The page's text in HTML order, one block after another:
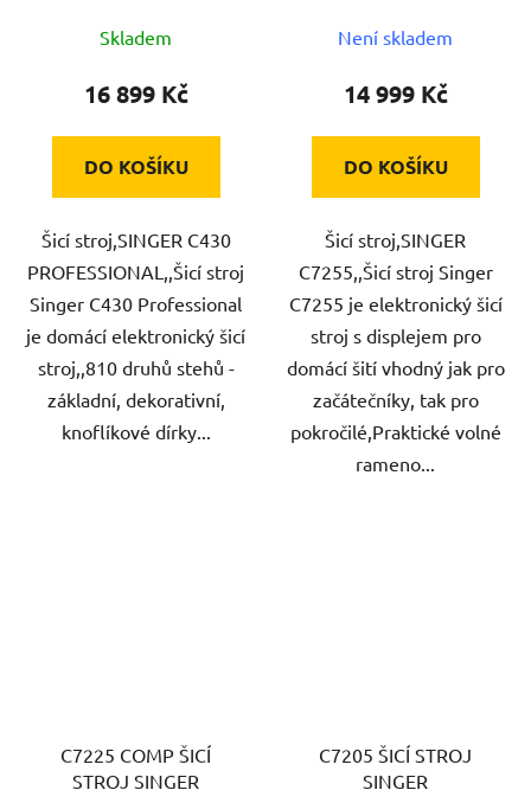
Skladem
16 899 Kč
DO KOŠÍKU
Šicí stroj,SINGER C430
PROFESSIONAL,,Šicí stroj
Singer C430 Professional
je domácí elektronický šicí
stroj,,810 druhů stehů -
základní, dekorativní,
knoflíkové dírky...
Není skladem
14 999 Kč
DO KOŠÍKU
Šicí stroj,SINGER
C7255,,Šicí stroj Singer
C7255 je elektronický šicí
stroj s displejem pro
domácí šití vhodný jak pro
začátečníky, tak pro
pokročilé,Praktické volné
rameno...
C7225 COMP ŠICÍ
STROJ SINGER
C7205 ŠICÍ STROJ
SINGER